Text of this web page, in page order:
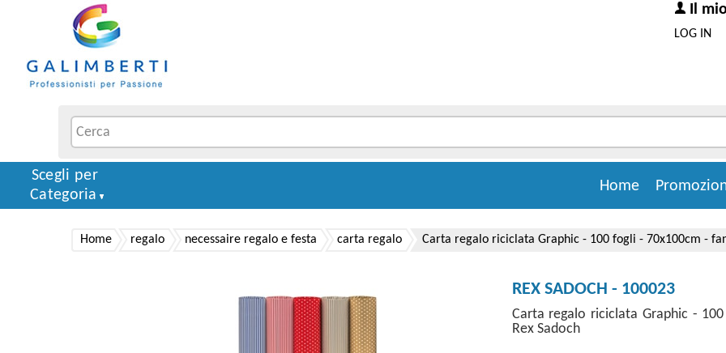
Il
LOG IN
Home
Scegli per
Categoria
Home regalo necessaire regalo e festa carta regalo Carta regalo riciclata Graphic - 100 fogli - 70x100cm -
REX SADOCH - 100023
Carta regalo riciclata Graphic -
Rex Sadoch